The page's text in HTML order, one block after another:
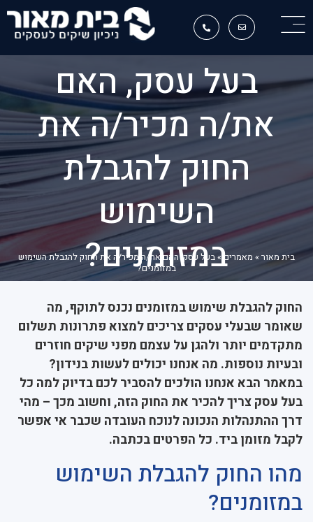
בעל עסק, האם
את/ה מכיר/ה את
החוק להגבלת
השימוש
במזומנים?
בית מאור» מאמרים »בעל עסק, האם את/ה מכיר/ה את החוק להגבלת השימוש
במזומנים?
החוק להגבלת שימוש במזומנים נכנס לתוקף, מה
שאומר שבעלי עסקים צריכים למצוא פתרונות תשלום
מתקדמים יותר ולהגן על עצמם מפני שיקים חוזרים
ובעיות נוספות. מה אנחנו יכולים לעשות בנידון?
במאמר הבא אנחנו הולכים להסביר לכם בדיוק למה כל
בעל עסק צריך להכיר את החוק הזה, וחשוב מכך – מהי
דרך ההתנהלות הנכונה לנוכח העובדה שכבר אי אפשר
לקבל מזומן ביד. כל הפרטים בכתבה.
מהו החוק להגבלת השימוש
במזומנים?